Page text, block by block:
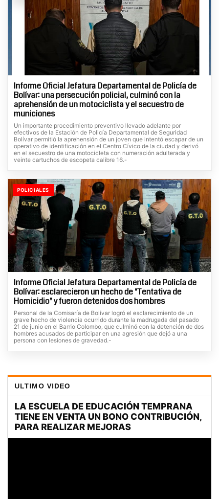
Informe Oficial Jefatura Departamental de Policía de
Bolívar: una persecución policial, culminó con la
aprehensión de un motociclista y el secuestro de
municiones
Un importante procedimiento preventivo llevado adelante por
efectivos de la Estación de Policía Departamental de Seguridad
Bolívar permitió la aprehensión de un joven que intentó escapar de un
operativo de identificación en el Centro Cívico de la ciudad y derivó
en el secuestro de una motocicleta con numeración adulterada y
veinte cartuchos de escopeta calibre 16.-
POLICIALES
Informe Oficial Jefatura Departamental de Policía de
Bolívar: esclarecieron un hecho de "Tentativa de
Homicidio" y fueron detenidos dos hombres
Personal de la Comisaría de Bolívar logró el esclarecimiento de un
grave hecho de violencia ocurrido durante la madrugada del pasado
21 de junio en el Barrio Colombo, que culminó con la detención de dos
hombres acusados de participar en una agresión que dejó a una
persona con lesiones de gravedad.-
ULTIMO VIDEO